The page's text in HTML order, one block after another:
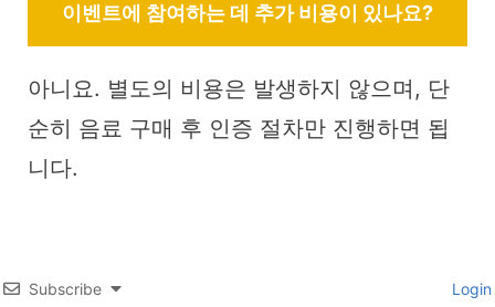
이벤트에 참여하는 데 추가 비용이 있나요?
아니요. 별도의 비용은 발생하지 않으며, 단
순히 음료 구매 후 인증 절차만 진행하면 됩
니다.
Subscribe Login